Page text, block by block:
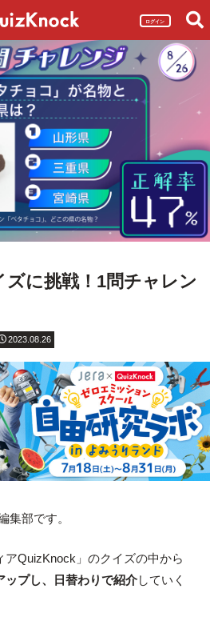
ログイン
ズに挑戦！1問チャレン
2023.08.26
集部です。
アQuizKnock」のクイズの中から
ップし、日替わりで紹介していく